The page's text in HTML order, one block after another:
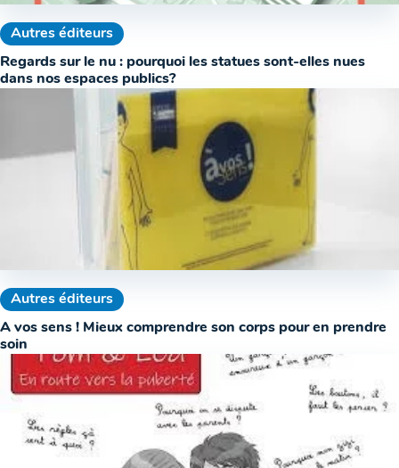
Autres éditeurs
Regards sur le nu : pourquoi les statues sont-elles nues
dans nos espaces publics?
Autres éditeurs
A vos sens ! Mieux comprendre son corps pour en prendre
soin